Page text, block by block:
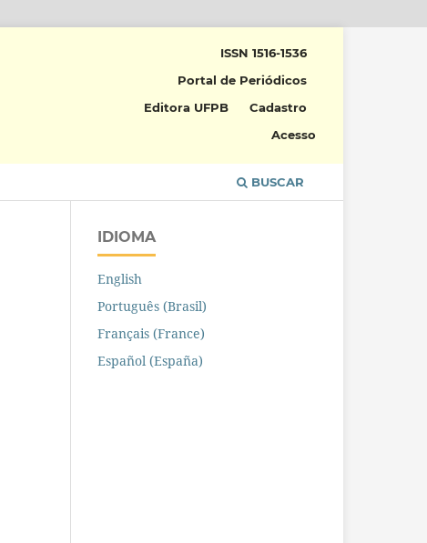
BUSCAR
ISSN 1516-1536
Portal de Periódicos
Editora UFPB
Cadastro
Acesso
IDIOMA
English
Português (Brasil)
Français (France)
Español (España)